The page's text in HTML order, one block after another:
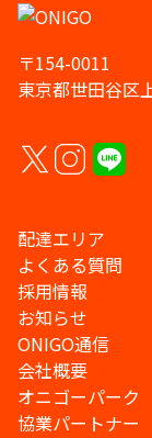
〒154-0011
東京都世田谷区
配達エリア
よくある質問
採用情報
お知らせ
ONIGO通信
会社概要
オニゴーパーク
協業パートナー